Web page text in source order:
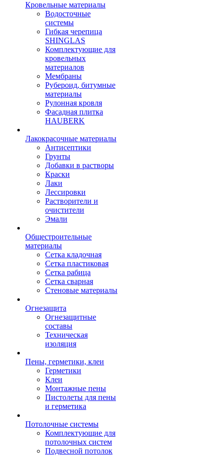
Кровельные материалы
Водосточные
системы
Гибкая черепица
SHINGLAS
Комплектующие для
кровельных
материалов
Мембраны
Рубероид, битумные
материалы
Рулонная кровля
Фасадная плитка
HAUBERK
Лакокрасочные материалы
Антисептики
Грунты
Добавки в растворы
Краски
Лаки
Лессировки
Растворители и
очистители
Эмали
Общестроительные
материалы
Сетка кладочная
Сетка пластиковая
Сетка рабица
Сетка сварная
Стеновые материалы
Огнезащита
Огнезащитные
составы
Техническая
изоляция
Пены, герметики, клеи
Герметики
Клеи
Монтажные пены
Пистолеты для пены
и герметика
Потолочные системы
Комплектующие для
потолочных систем
Подвесной потолок